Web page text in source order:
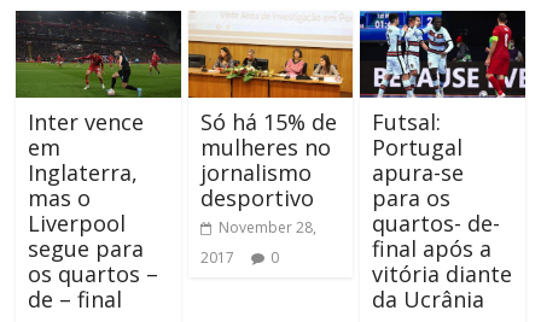
Inter vence
em
Inglaterra,
mas o
Liverpool
segue para
os quartos –
de – final
Só há 15% de
mulheres no
jornalismo
desportivo
November 28,
2017
0
Futsal:
Portugal
apura-se
para os
quartos- de-
final após a
vitória diante
da Ucrânia